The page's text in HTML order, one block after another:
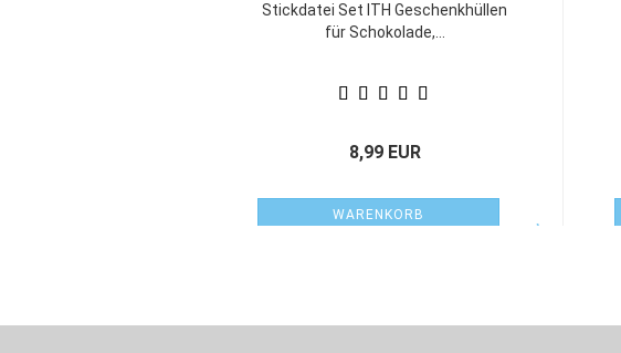
Stickdatei Set ITH Geschenkhüllen
für Schokolade,...
8,99 EUR
WARENKORB